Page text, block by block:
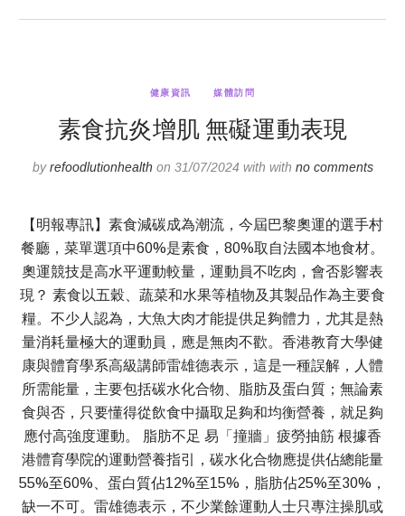
健康資訊 媒體訪問
素食抗炎增肌 無礙運動表現
byrefoodlutionhealth on 31/07/2024 with with no comments
【明報專訊】素食減碳成為潮流，今屆巴黎奧運的選手村
餐廳，菜單選項中60%是素食，80%取自法國本地食材。
奧運競技是高水平運動較量，運動員不吃肉，會否影響表
現？ 素食以五穀、蔬菜和水果等植物及其製品作為主要食
糧。不少人認為，大魚大肉才能提供足夠體力，尤其是熱
量消耗量極大的運動員，應是無肉不歡。香港教育大學健
康與體育學系高級講師雷雄德表示，這是一種誤解，人體
所需能量，主要包括碳水化合物、脂肪及蛋白質；無論素
食與否，只要懂得從飲食中攝取足夠和均衡營養，就足夠
應付高強度運動。 脂肪不足 易「撞牆」疲勞抽筋 根據香
港體育學院的運動營養指引，碳水化合物應提供佔總能量
55%至60%、蛋白質佔12%至15%，脂肪佔25%至30%，
缺一不可。雷雄德表示，不少業餘運動人士只專注操肌或